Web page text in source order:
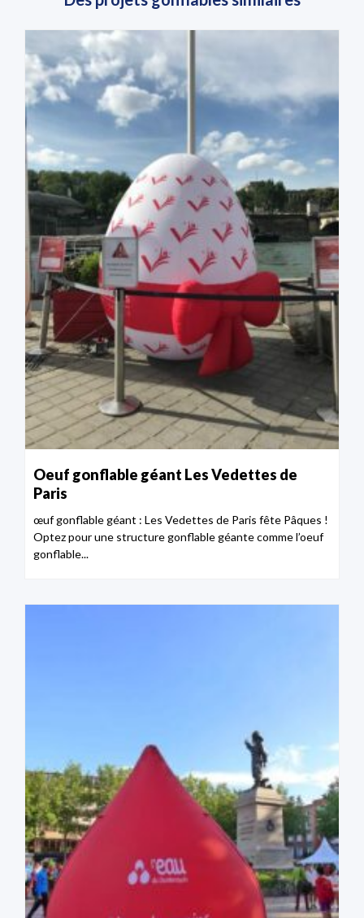
Oeuf gonflable géant Les Vedettes de
Paris
œuf gonflable géant : Les Vedettes de Paris fête Pâques !
Optez pour une structure gonflable géante comme l’oeuf
gonflable...